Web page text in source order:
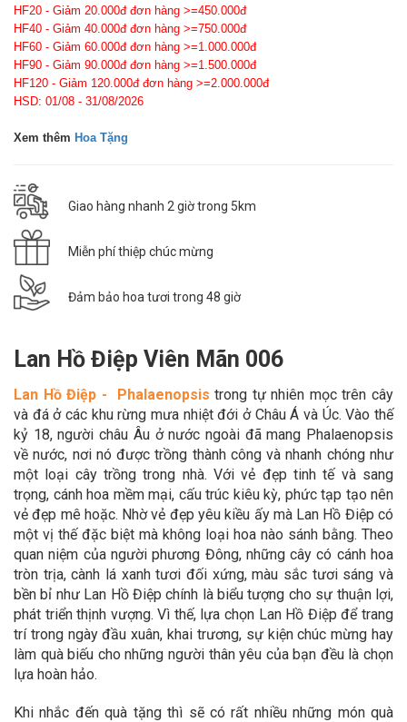
HF20 - Giảm 20.000đ đơn hàng >=450.000đ
HF40 - Giảm 40.000đ đơn hàng >=750.000đ
HF60 - Giảm 60.000đ đơn hàng >=1.000.000đ
HF90 - Giảm 90.000đ đơn hàng >=1.500.000đ
HF120 - Giảm 120.000đ đơn hàng >=2.000.000đ
HSD: 01/08 - 31/08/2026
Xem thêm Hoa Tặng
Giao hàng nhanh 2 giờ trong 5km
Miễn phí thiệp chúc mừng
Đảm bảo hoa tươi trong 48 giờ
Lan Hồ Điệp Viên Mãn 006
Lan Hồ Điệp - Phalaenopsis trong tự nhiên mọc trên cây
và đá ở các khu rừng mưa nhiệt đới ở Châu Á và Úc. Vào thế
kỷ 18, người châu Âu ở nước ngoài đã mang Phalaenopsis
về nước, nơi nó được trồng thành công và nhanh chóng như
một loại cây trồng trong nhà. Với vẻ đẹp tinh tế và sang
trọng, cánh hoa mềm mại, cấu trúc kiêu kỳ, phức tạp tạo nên
vẻ đẹp mê hoặc. Nhờ vẻ đẹp yêu kiều ấy mà Lan Hồ Điệp có
một vị thế đặc biệt mà không loại hoa nào sánh bằng. Theo
quan niệm của người phương Đông, những cây có cánh hoa
tròn trịa, cành lá xanh tươi đối xứng, màu sắc tươi sáng và
bền bỉ như Lan Hồ Điệp chính là biểu tượng cho sự thuận lợi,
phát triển thịnh vượng. Vì thế, lựa chọn Lan Hồ Điệp để trang
trí trong ngày đầu xuân, khai trương, sự kiện chúc mừng hay
làm quà biếu cho những người thân yêu của bạn đều là chọn
lựa hoàn hảo.
Khi nhắc đến quà tặng thì sẽ có rất nhiều những món quà